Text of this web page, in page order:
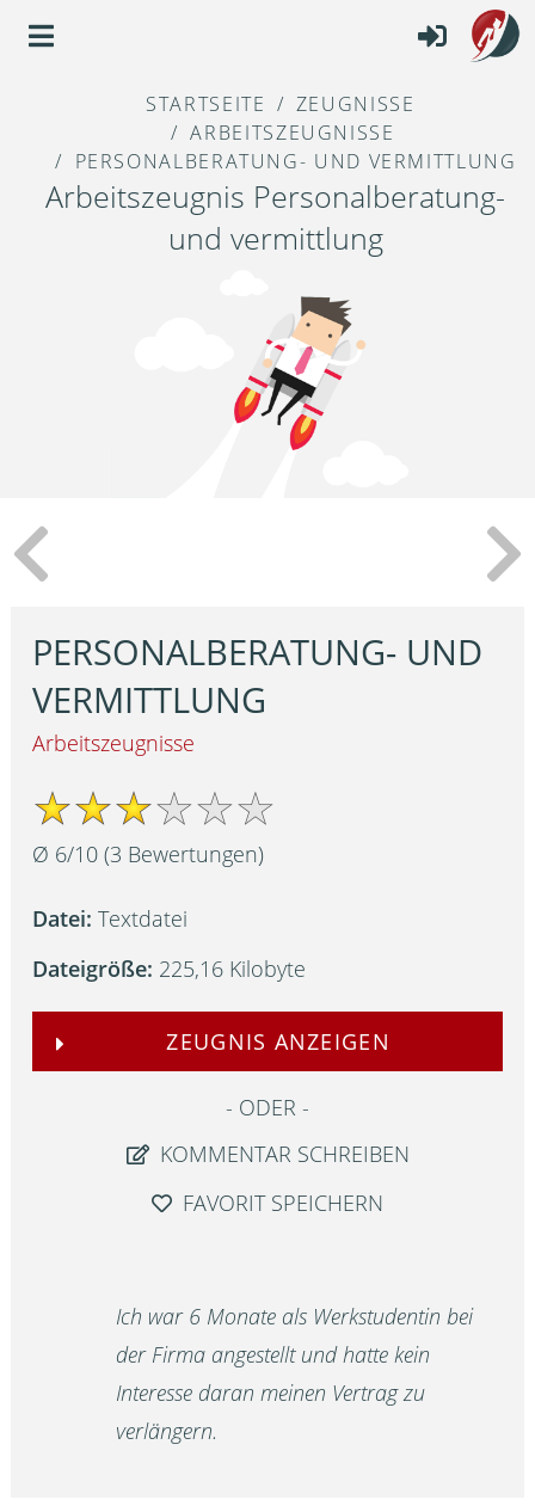
STARTSEITE
ZEUGNISSE
ARBEITSZEUGNISSE
PERSONALBERATUNG- UND VERMITTLUNG
Arbeitszeugnis Personalberatung-
und vermittlung
PERSONALBERATUNG- UND
VERMITTLUNG
Arbeitszeugnisse
Ø 6/10 (3 Bewertungen)
Datei: Textdatei
Dateigröße: 225,16 Kilobyte
ZEUGNIS ANZEIGEN
ODER
KOMMENTAR SCHREIBEN
FAVORIT SPEICHERN
Ich war 6 Monate als Werkstudentin bei
der Firma angestellt und hatte kein
Interesse daran meinen Vertrag zu
verlängern.